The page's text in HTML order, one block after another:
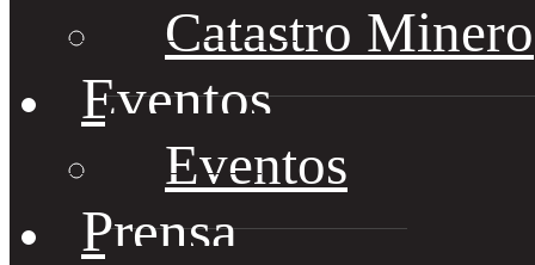
Catastro Minero
Eventos
Eventos
Prensa